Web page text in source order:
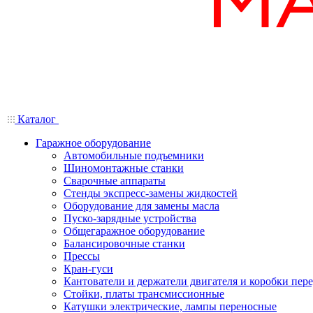
Каталог
Гаражное оборудование
Автомобильные подъемники
Шиномонтажные станки
Сварочные аппараты
Стенды экспресс-замены жидкостей
Оборудование для замены масла
Пуско-зарядные устройства
Общегаражное оборудование
Балансировочные станки
Прессы
Кран-гуси
Кантователи и держатели двигателя и коробки
Стойки, платы трансмиссионные
Катушки электрические, лампы переносные